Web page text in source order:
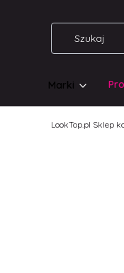
Marki
LookTop.pl Sklep